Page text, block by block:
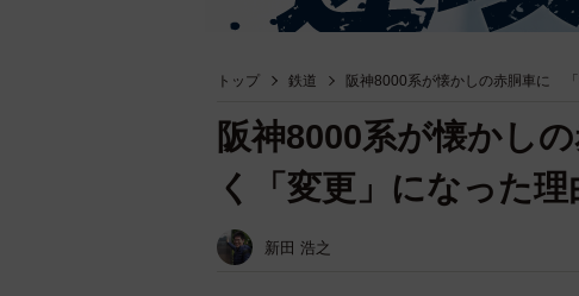
トップ 鉄道 阪神8000系が懐かしの赤胴車に
阪神8000系が懐かし
く「変更」になった理
新田 浩之